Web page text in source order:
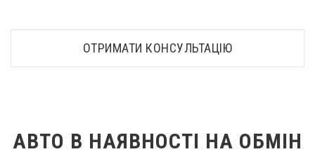
ОТРИМАТИ КОНСУЛЬТАЦІЮ
АВТО В НАЯВНОСТІ НА ОБМІН